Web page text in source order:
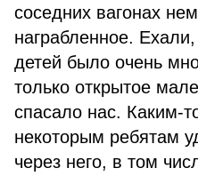
соседних вагонах
награбленное. Ехали,
детей было очень
только открытое
спасало нас. Каким-
некоторым ребятам
через него, в том